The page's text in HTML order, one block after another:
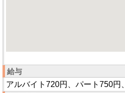
給与
アルバイト720円、パート750円